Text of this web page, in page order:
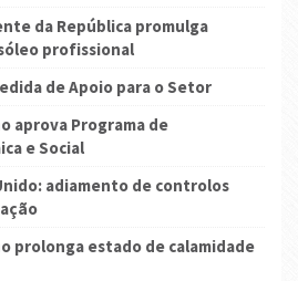
da República promulga
profissional
de Apoio para o Setor
aprova Programa de
e Social
adiamento de controlos
prolonga estado de calamidade